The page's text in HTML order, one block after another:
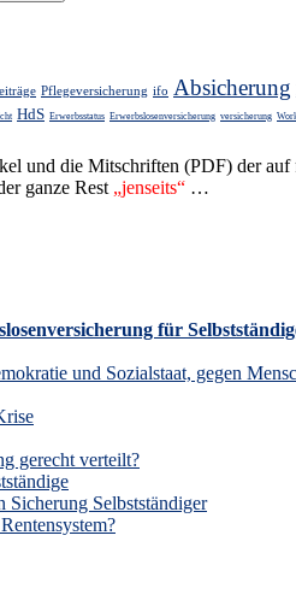
Pflegeversicherung ifo Absicherung
HdS Erwerbsstatus Erwerbslosenversicherung versicherung
und die Mit­schrif­ten (PDF) der
ganze Rest „jenseits“ …
für
und Sozialstaat, gegen
gerecht verteilt?
Selbstständiger